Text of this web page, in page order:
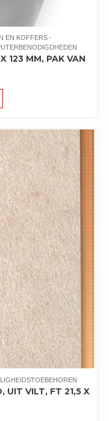
EN KOFFERS
123 MM, PAK VAN
UIT VILT, FT 21,5 X